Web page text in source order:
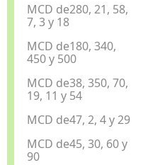
MCD de280, 21, 58,
7, 3 y 18
MCD de180, 340,
450 y 500
MCD de38, 350, 70,
19, 11 y 54
MCD de47, 2, 4 y 29
MCD de45, 30, 60 y
90